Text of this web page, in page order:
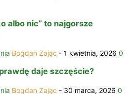
albo nic” to najgorsze
Bogdan Zając - 1 kwietnia, 2026 0
daje szczęście?
Bogdan Zając - 30 marca, 2026 0